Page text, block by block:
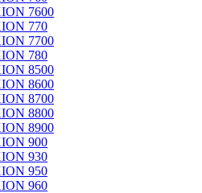
7600
770
7700
780
8500
8600
8700
8800
8900
900
930
950
960